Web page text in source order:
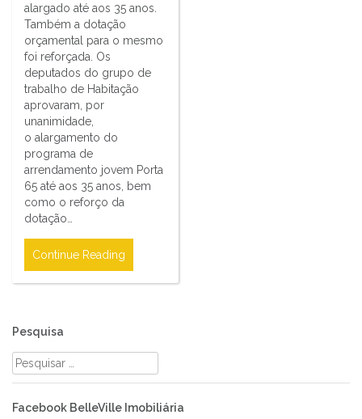
alargado até aos 35 anos.
Também a dotação
orçamental para o mesmo
foi reforçada. Os
deputados do grupo de
trabalho de Habitação
aprovaram, por
unanimidade,
o alargamento do
programa de
arrendamento jovem Porta
65 até aos 35 anos, bem
como o reforço da
dotação…
Continue Reading
Pesquisa
Pesquisar
por:
Facebook BelleVille Imobiliária